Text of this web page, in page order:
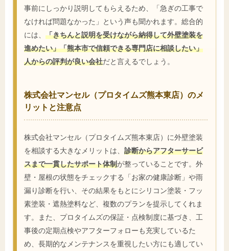
事前にしっかり説明してもらえるため、「急ぎの工事で
なければ問題なかった」という声も聞かれます。総合的
には、 「きちんと説明を受けながら納得して外壁塗装を
進めたい」「熊本市で信頼できる専門店に相談したい」
人からの評判が良い会社だと言えるでしょう。
株式会社マンセル（プロタイムズ熊本東店）のメ
リットと注意点
株式会社マンセル（プロタイムズ熊本東店）に外壁塗装
を相談する大きなメリットは、 診断からアフターサービ
スまで一貫したサポート体制が整っていることです。外
壁・屋根の状態をチェックする「お家の健康診断」や雨
漏り診断を行い、その結果をもとにシリコン塗装・フッ
素塗装・遮熱塗料など、複数のプランを提示してくれま
す。また、プロタイムズの保証・点検制度に基づき、工
事後の定期点検やアフターフォローも充実しているた
め、長期的なメンテナンスを重視したい方にも適してい